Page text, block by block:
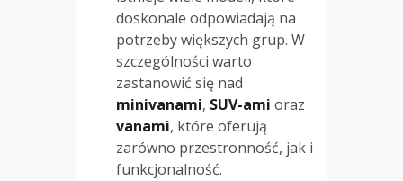
doskonale odpowiadają na
potrzeby większych grup. W
szczególności warto
zastanowić się nad
minivanami, SUV-ami oraz
vanami, które oferują
zarówno przestronność, jak i
funkcjonalność.